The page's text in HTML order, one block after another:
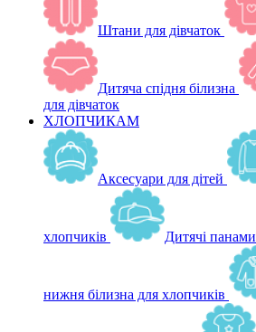
Штани для дівчаток
Дитяча спідня білизна
для дівчаток
ХЛОПЧИКАМ
Аксесуари для дітей
хлопчиків Дитячі панами
нижня білизна для хлопчиків